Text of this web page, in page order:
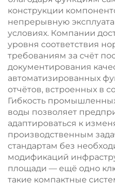
конструкции
непрерывную
условиях. Компании
уровня соответствия
требованиям за счёт
документирования
автоматизированных
отчётов, встроенных в
Гибкость
воды позволяет
адаптироваться к
производственным
стандартам без
модификаций
площади — ещё одно
такие компактные